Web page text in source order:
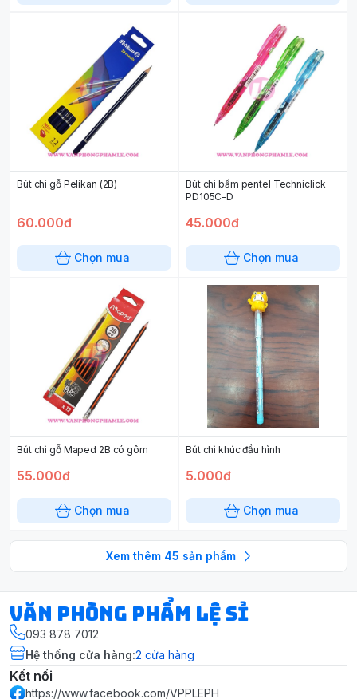
Bút chì gỗ Pelikan (2B)
60.000đ
Chọn mua
Bút chì bấm pentel Techniclick
PD105C-D
45.000đ
Chọn mua
Bút chì gỗ Maped 2B có gôm
55.000đ
Chọn mua
Bút chì khúc đầu hình
5.000đ
Chọn mua
Xem thêm 45 sản phẩm
Văn Phòng Phẩm Lệ Sỉ
093 878 7012
Hệ thống cửa hàng:2 cửa hàng
Kết nối
https://www.facebook.com/VPPLEPH